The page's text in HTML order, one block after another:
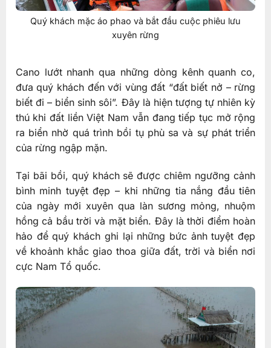
Quý khách mặc áo phao và bắt đầu cuộc phiêu lưu
xuyên rừng
Cano lướt nhanh qua những dòng kênh quanh co,
đưa quý khách đến với vùng đất “đất biết nở – rừng
biết đi – biển sinh sôi”. Đây là hiện tượng tự nhiên kỳ
thú khi đất liền Việt Nam vẫn đang tiếp tục mở rộng
ra biển nhờ quá trình bồi tụ phù sa và sự phát triển
của rừng ngập mặn.
Tại bãi bồi, quý khách sẽ được chiêm ngưỡng cảnh
bình minh tuyệt đẹp – khi những tia nắng đầu tiên
của ngày mới xuyên qua làn sương mỏng, nhuộm
hồng cả bầu trời và mặt biển. Đây là thời điểm hoàn
hảo để quý khách ghi lại những bức ảnh tuyệt đẹp
về khoảnh khắc giao thoa giữa đất, trời và biển nơi
cực Nam Tổ quốc.